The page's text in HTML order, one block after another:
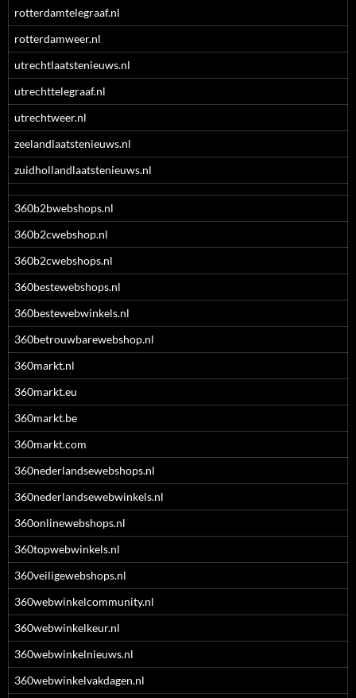
rotterdamtelegraaf.nl
rotterdamweer.nl
utrechtlaatstenieuws.nl
utrechttelegraaf.nl
utrechtweer.nl
zeelandlaatstenieuws.nl
zuidhollandlaatstenieuws.nl
360b2bwebshops.nl
360b2cwebshop.nl
360b2cwebshops.nl
360bestewebshops.nl
360bestewebwinkels.nl
360betrouwbarewebshop.nl
360markt.nl
360markt.eu
360markt.be
360markt.com
360nederlandsewebshops.nl
360nederlandsewebwinkels.nl
360onlinewebshops.nl
360topwebwinkels.nl
360veiligewebshops.nl
360webwinkelcommunity.nl
360webwinkelkeur.nl
360webwinkelnieuws.nl
360webwinkelvakdagen.nl